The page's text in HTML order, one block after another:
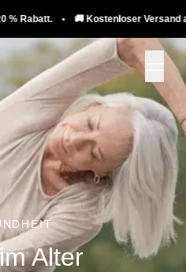
• 🚚 Kostenloser Versand auf
Alter